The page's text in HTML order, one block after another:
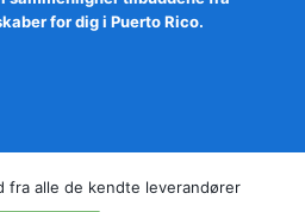
for dig i Puerto Rico.
fra alle de kendte leverandører